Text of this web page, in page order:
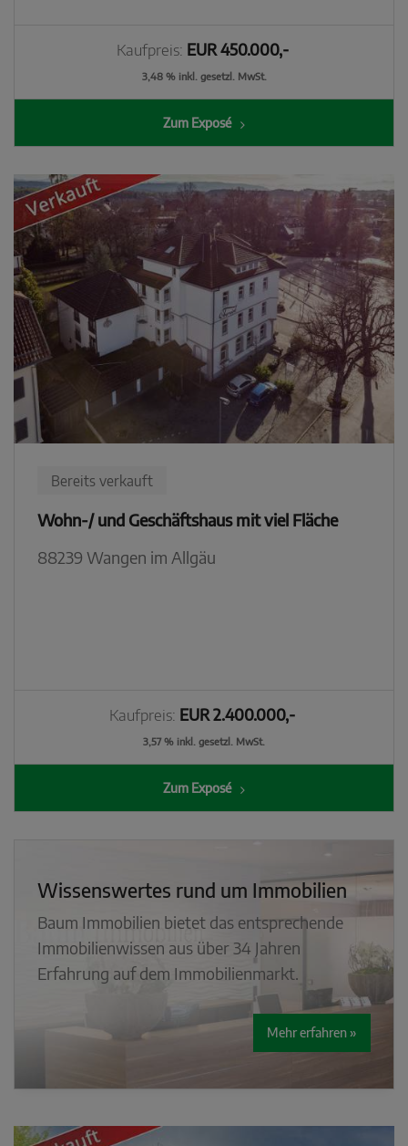
Kaufpreis: EUR 450.000,-
3,48 % inkl. gesetzl. MwSt.
Zum Exposé
Bereits verkauft
Wohn-/ und Geschäftshaus mit viel Fläche
88239 Wangen im Allgäu
Kaufpreis: EUR 2.400.000,-
3,57 % inkl. gesetzl. MwSt.
Zum Exposé
Wissenswertes rund um Immobilien
Baum Immobilien bietet das entsprechende
Immobilienwissen aus über 34 Jahren
Erfahrung auf dem Immobilienmarkt.
Mehr erfahren »